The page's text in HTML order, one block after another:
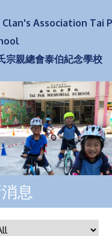
Clan's Association Tai
宗親總會泰伯紀念學校
息